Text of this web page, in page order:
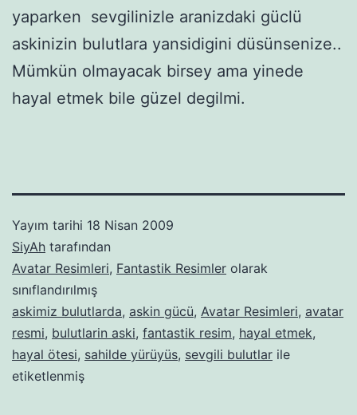
yaparken sevgilinizle aranizdaki güclü
askinizin bulutlara yansidigini düsünsenize..
Mümkün olmayacak birsey ama yinede
hayal etmek bile güzel degilmi.
Yayım tarihi 18 Nisan 2009
SiyAh tarafından
Avatar Resimleri, Fantastik Resimler olarak
sınıflandırılmış
askimiz bulutlarda, askin gücü, Avatar Resimleri, avatar
resmi, bulutlarin aski, fantastik resim, hayal etmek,
hayal ötesi, sahilde yürüyüs, sevgili bulutlar ile
etiketlenmiş